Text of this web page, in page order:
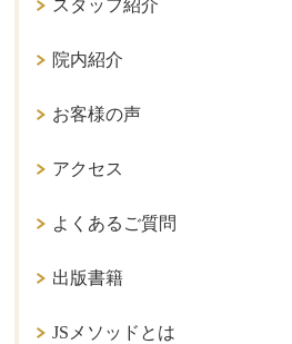
スタッフ紹介
院内紹介
お客様の声
アクセス
よくあるご質問
出版書籍
JSメソッドとは